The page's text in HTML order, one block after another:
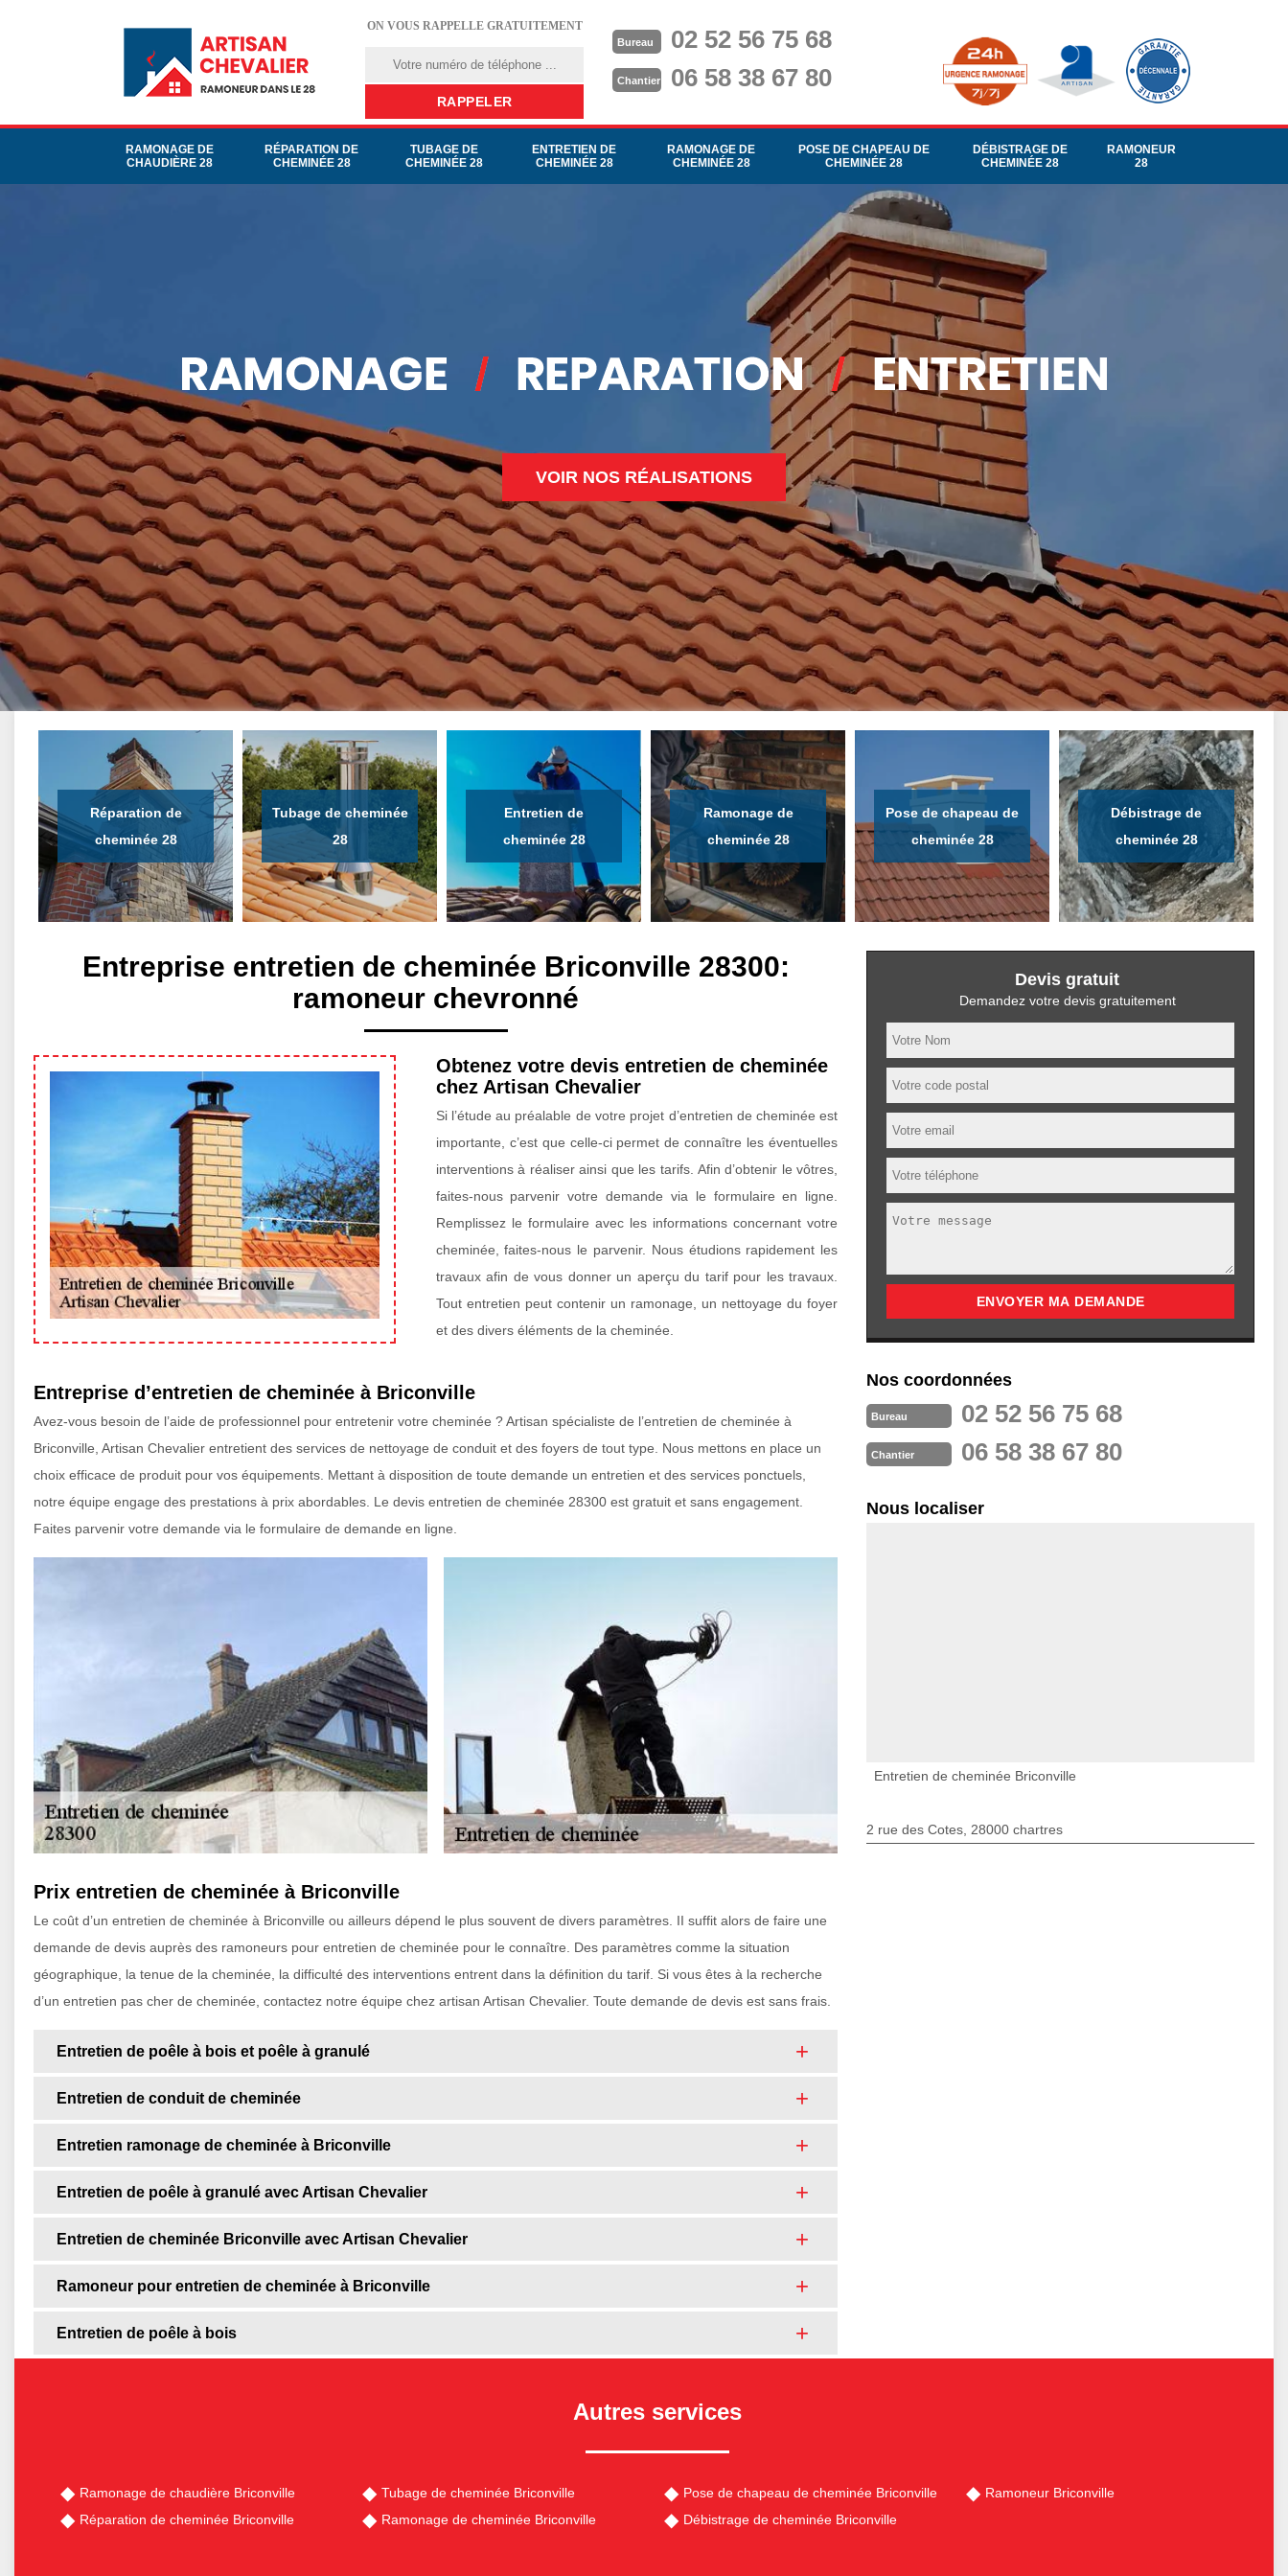
ON VOUS RAPPELLE GRATUITEMENT
Bureau 02 52 56 75 68
Chantier 06 58 38 67 80
RAMONAGE DE
CHAUDIÈRE 28
RÉPARATION DE
CHEMINÉE 28
TUBAGE DE
CHEMINÉE 28
ENTRETIEN DE
CHEMINÉE 28
RAMONAGE DE
CHEMINÉE 28
POSE DE CHAPEAU DE
CHEMINÉE 28
DÉBISTRAGE DE
CHEMINÉE 28
RAMONEUR
28
VOIR NOS RÉALISATIONS
Réparation de
cheminée 28
Tubage de cheminée
28
Entretien de
cheminée 28
Ramonage de
cheminée 28
Pose de chapeau de
cheminée 28
Débistrage de
cheminée 28
Entreprise entretien de cheminée Briconville 28300:
ramoneur chevronné
Obtenez votre devis entretien de cheminée
chez Artisan Chevalier
Si l’étude au préalable de votre projet d’entretien de cheminée est
importante, c’est que celle-ci permet de connaître les éventuelles
interventions à réaliser ainsi que les tarifs. Afin d’obtenir le vôtres,
faites-nous parvenir votre demande via le formulaire en ligne.
Remplissez le formulaire avec les informations concernant votre
cheminée, faites-nous le parvenir. Nous étudions rapidement les
travaux afin de vous donner un aperçu du tarif pour les travaux.
Tout entretien peut contenir un ramonage, un nettoyage du foyer
et des divers éléments de la cheminée.
Entreprise d’entretien de cheminée à Briconville
Avez-vous besoin de l’aide de professionnel pour entretenir votre cheminée ? Artisan spécialiste de l’entretien de cheminée à
Briconville, Artisan Chevalier entretient des services de nettoyage de conduit et des foyers de tout type. Nous mettons en place un
choix efficace de produit pour vos équipements. Mettant à disposition de toute demande un entretien et des services ponctuels,
notre équipe engage des prestations à prix abordables. Le devis entretien de cheminée 28300 est gratuit et sans engagement.
Faites parvenir votre demande via le formulaire de demande en ligne.
Prix entretien de cheminée à Briconville
Le coût d’un entretien de cheminée à Briconville ou ailleurs dépend le plus souvent de divers paramètres. II suffit alors de faire une
demande de devis auprès des ramoneurs pour entretien de cheminée pour le connaître. Des paramètres comme la situation
géographique, la tenue de la cheminée, la difficulté des interventions entrent dans la définition du tarif. Si vous êtes à la recherche
d’un entretien pas cher de cheminée, contactez notre équipe chez artisan Artisan Chevalier. Toute demande de devis est sans frais.
Entretien de poêle à bois et poêle à granulé
Entretien de conduit de cheminée
Entretien ramonage de cheminée à Briconville
Entretien de poêle à granulé avec Artisan Chevalier
Entretien de cheminée Briconville avec Artisan Chevalier
Ramoneur pour entretien de cheminée à Briconville
Entretien de poêle à bois
Devis gratuit
Demandez votre devis gratuitement
Nos coordonnées
Bureau 02 52 56 75 68
Chantier 06 58 38 67 80
Nous localiser
Entretien de cheminée Briconville
2 rue des Cotes, 28000 chartres
Autres services
Ramonage de chaudière Briconville
Réparation de cheminée Briconville
Tubage de cheminée Briconville
Ramonage de cheminée Briconville
Pose de chapeau de cheminée Briconville
Débistrage de cheminée Briconville
Ramoneur Briconville